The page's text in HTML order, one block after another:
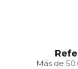
Más de